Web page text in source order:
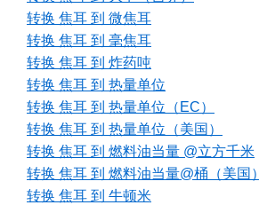
转换 焦耳 到 微焦耳
转换 焦耳 到 毫焦耳
转换 焦耳 到 炸药吨
转换 焦耳 到 热量单位
转换 焦耳 到 热量单位（EC）
转换 焦耳 到 热量单位（美国）
转换 焦耳 到 燃料油当量 @立方千米
转换 焦耳 到 燃料油当量@桶（美国）
转换 焦耳 到 牛顿米